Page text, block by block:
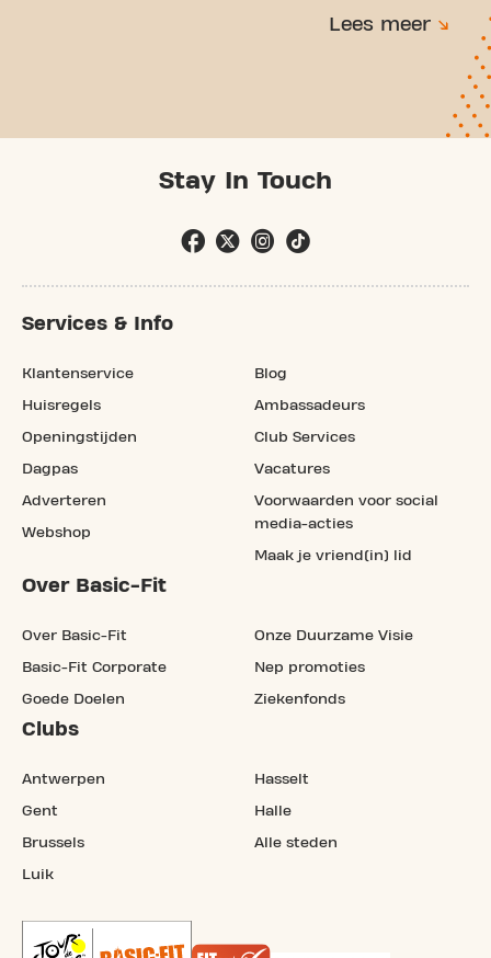
Lees meer
Stay In Touch
Services & Info
Klantenservice
Huisregels
Openingstijden
Dagpas
Adverteren
Webshop
Blog
Ambassadeurs
Club Services
Vacatures
Voorwaarden voor social
media-acties
Maak je vriend(in) lid
Over Basic-Fit
Over Basic-Fit
Basic-Fit Corporate
Goede Doelen
Onze Duurzame Visie
Nep promoties
Ziekenfonds
Clubs
Antwerpen
Gent
Brussels
Luik
Hasselt
Halle
Alle steden